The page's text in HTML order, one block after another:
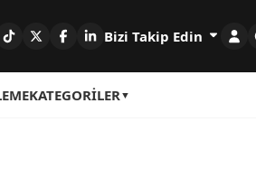
Bizi Takip Edin
KATEGORILER